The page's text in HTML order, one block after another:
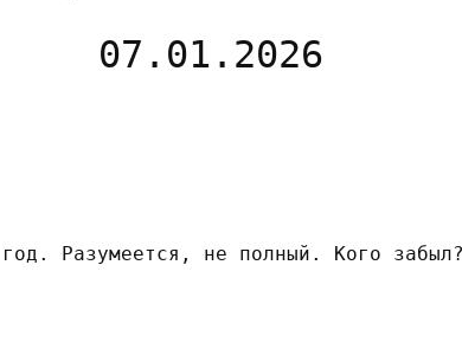
07.01.2026
Разумеется, не полный. Кого